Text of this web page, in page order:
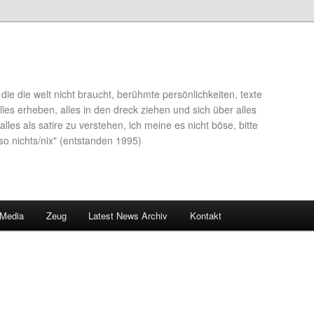
die welt nicht braucht, berühmte persönlichkeiten, texte
erheben, alles in den dreck ziehen und sich über alles
als satire zu verstehen, ich meine es nicht böse, bitte
nichts/nix" (entstanden 1995)
Zeug Latest News Archiv Kontakt